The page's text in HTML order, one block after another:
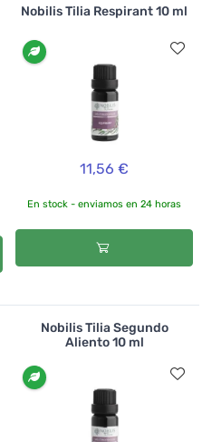
Nobilis Tilia Respirant 10 ml
11,56 €
En stock - enviamos en 24 horas
Nobilis Tilia Segundo
Aliento 10 ml